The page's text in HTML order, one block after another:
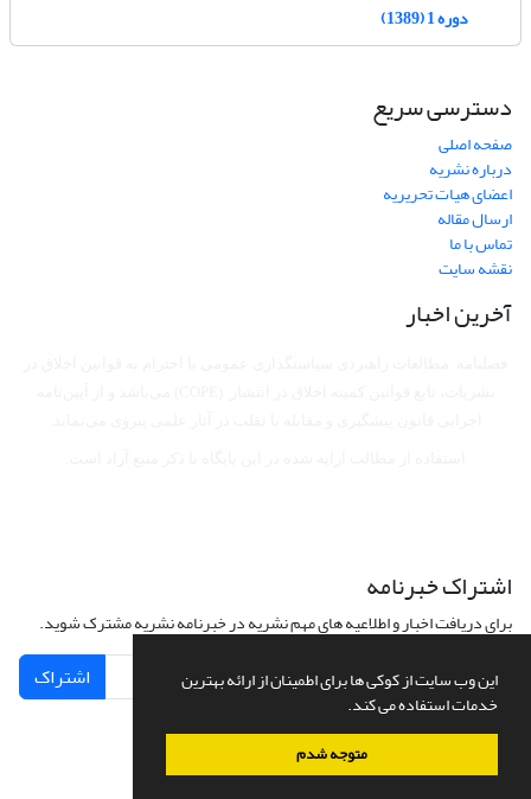
این وب سایت از کوکی ها برای اطمینان از ارائه بهترین
خدمات استفاده می کند.
متوجه شدم
دوره 1 (1389)
دسترسی سریع
صفحه اصلی
درباره نشریه
اعضای هیات تحریریه
ارسال مقاله
تماس با ما
نقشه سایت
آخرین اخبار
اشتراک خبرنامه
برای دریافت اخبار و اطلاعیه های مهم نشریه در خبرنامه نشریه مشترک شوید.
اشتراک
سامانه مدیریت نشریات علمی.طراحی و پیاده سازی ازسیناوب